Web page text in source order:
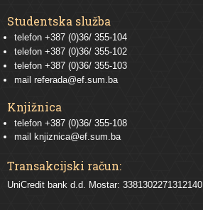
Studentska služba
telefon +387 (0)36/ 355-104
telefon +387 (0)36/ 355-102
telefon +387 (0)36/ 355-103
mail referada@ef.sum.ba
Knjižnica
telefon +387 (0)36/ 355-108
mail
knjiznica@ef.sum.ba
Transakcijski račun:
UniCredit bank d.d. Mostar: 3381302271312140